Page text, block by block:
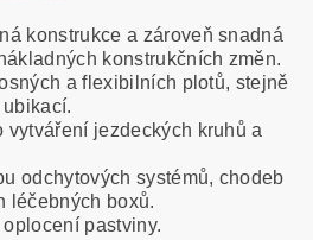
konstrukce a zároveň snadná
konstrukčních změn.
a flexibilních plotů, stejně
vytváření jezdeckých kruhů a
odchytových systémů, chodeb
léčebných boxů.
pastviny.